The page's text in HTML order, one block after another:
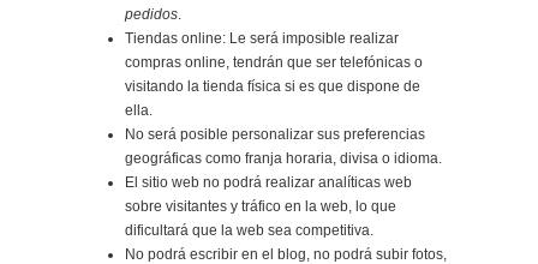
pedidos.
Tiendas online: Le será imposible realizar
compras online, tendrán que ser telefónicas o
visitando la tienda física si es que dispone de
ella.
No será posible personalizar sus preferencias
geográficas como franja horaria, divisa o idioma.
El sitio web no podrá realizar analíticas web
sobre visitantes y tráfico en la web, lo que
dificultará que la web sea competitiva.
No podrá escribir en el blog, no podrá subir fotos,